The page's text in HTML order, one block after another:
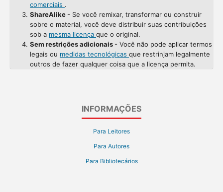
comerciais .
ShareAlike - Se você remixar, transformar ou construir
sobre o material, você deve distribuir suas contribuições
sob a mesma licença que o original.
Sem restrições adicionais - Você não pode aplicar termos
legais ou medidas tecnológicas que restrinjam legalmente
outros de fazer qualquer coisa que a licença permita.
INFORMAÇÕES
Para Leitores
Para Autores
Para Bibliotecários